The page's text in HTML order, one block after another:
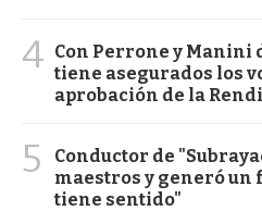
4 Con Perrone y Manini
tiene asegurados los
aprobación de la
5
Conductor de
maestros y generó un
tiene sentido"